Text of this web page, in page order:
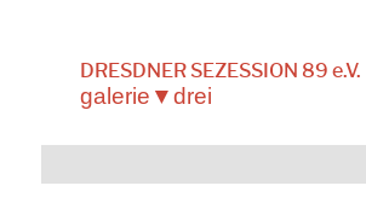
DRESDNER SEZESSION 89 e.V.
galerie▼drei